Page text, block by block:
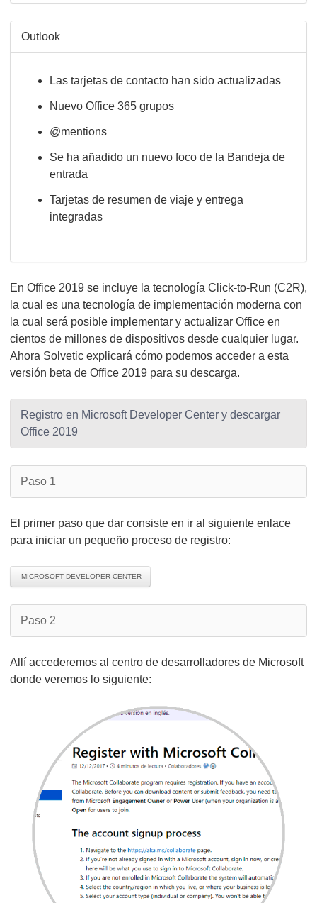
Outlook
Las tarjetas de contacto han sido actualizadas
Nuevo Office 365 grupos
@mentions
Se ha añadido un nuevo foco de la Bandeja de
entrada
Tarjetas de resumen de viaje y entrega
integradas
En Office 2019 se incluye la tecnología Click-to-Run (C2R),
la cual es una tecnología de implementación moderna con
la cual será posible implementar y actualizar Office en
cientos de millones de dispositivos desde cualquier lugar.
Ahora Solvetic explicará cómo podemos acceder a esta
versión beta de Office 2019 para su descarga.
Registro en Microsoft Developer Center y descargar
Office 2019
Paso 1
El primer paso que dar consiste en ir al siguiente enlace
para iniciar un pequeño proceso de registro:
MICROSOFT DEVELOPER CENTER
Paso 2
Allí accederemos al centro de desarrolladores de Microsoft
donde veremos lo siguiente: